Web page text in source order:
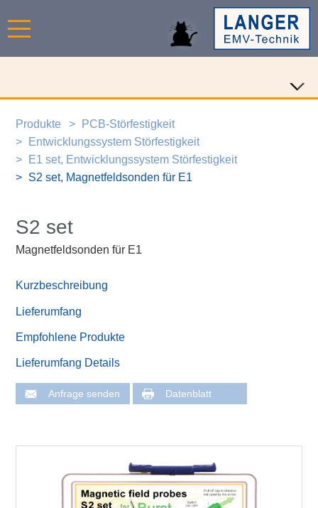
Produkte
PCB-Störfestigkeit
Entwicklungssystem Störfestigkeit
E1 set, Entwicklungssystem Störfestigkeit
S2 set, Magnetfeldsonden für E1
S2 set
Magnetfeldsonden für E1
Kurzbeschreibung
Lieferumfang
Empfohlene Produkte
Lieferumfang Details
Anfrage senden Datenblatt